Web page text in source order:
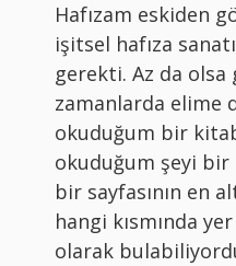
Hafızam eskiden
işitsel hafıza
gerekti. Az da
zamanlarda elime
okuduğum bir
okuduğum şeyi bir
bir sayfasının en
hangi kısmında
olarak